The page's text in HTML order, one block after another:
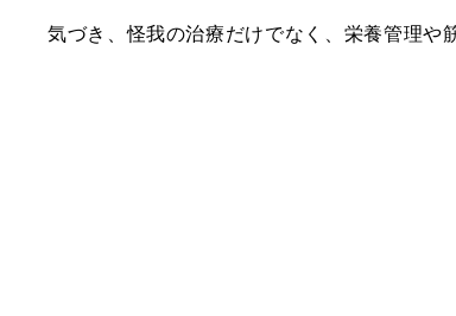
気づき、怪我の治療だけでなく、栄養管理や